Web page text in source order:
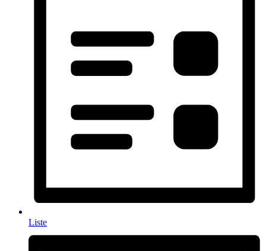
Liste